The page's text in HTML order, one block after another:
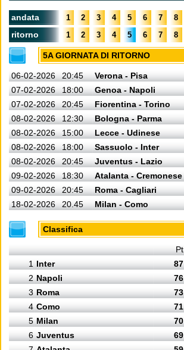
andata 1 2 3 4 5 6 7 8
ritorno 1 2 3 4 5 6 7 8
5A GIORNATA DI RITORNO
06-02-2026 20:45
Verona - Pisa
07-02-2026
18:00
Genoa - Napoli
07-02-2026
20:45
Fiorentina - Torino
08-02-2026
12:30
Bologna - Parma
08-02-2026
15:00
Lecce - Udinese
08-02-2026
18:00
Sassuolo - Inter
08-02-2026
20:45
Juventus - Lazio
09-02-2026
18:30
Atalanta - Cremonese
09-02-2026
20:45
Roma - Cagliari
18-02-2026
20.45 Milan - Como
Classifica
Pt
1 Inter 87
2 Napoli 76
3 Roma 73
4 Como 71
5 Milan 70
6 Juventus 69